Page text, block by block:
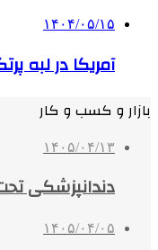
۱۴۰۴/۰۵/۱۵
آمریکا در لبه
بازار و کسب و کار
۱۴۰۵/۰۴/۱۳
دندانپزشکی
۱۴۰۵/۰۴/۰۵